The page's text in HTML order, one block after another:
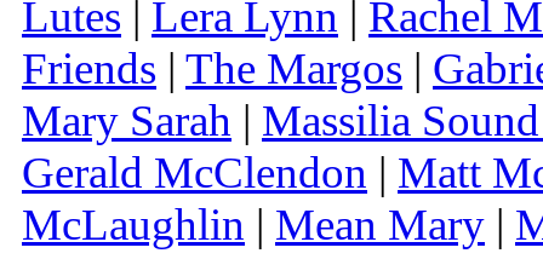
Lutes | Lera Lynn | Rachel
Friends | The Margos |
Mary Sarah | Massilia
Gerald McClendon | Matt
McLaughlin | Mean Mary |